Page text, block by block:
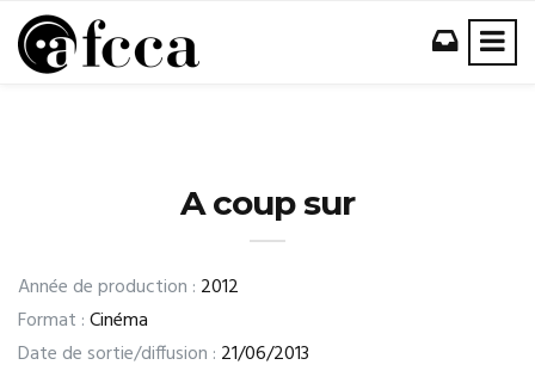
A coup sur
Année de production : 2012
Format :Cinéma
Date de sortie/diffusion : 21/06/2013